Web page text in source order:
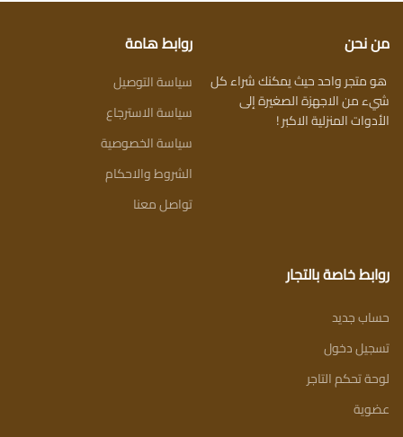
من نحن
هو متجر واحد حيث يمكنك شراء كل
شيء من الاجهزة الصغيرة إلى
الأدوات المنزلية الاكبر !
روابط هامة
سياسة التوصيل
سياسة الاسترجاع
سياسة الخصوصية
الشروط والاحكام
تواصل معنا
روابط خاصة بالتجار
حساب جديد
تسجيل دخول
لوحة تحكم التاجر
عضوية